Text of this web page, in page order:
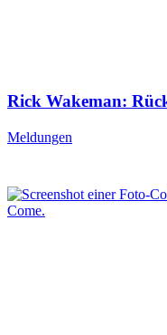
Rick Wakeman:
Meldungen